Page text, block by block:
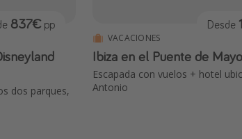
dos parques,
837€ pp
VACACIONES
Ibiza en el Puente de
Escapada con vuelos + hotel
Antonio
Desde